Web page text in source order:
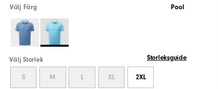
Välj Färg Pool
Välj Storlek Storleksguide
S M L XL 2XL